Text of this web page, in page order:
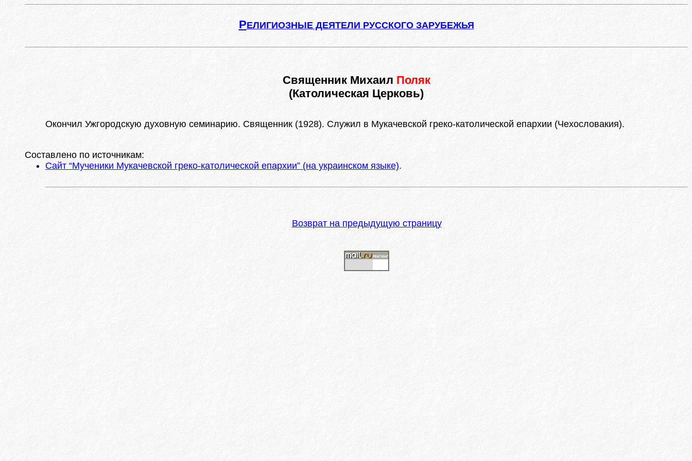
РЕЛИГИОЗНЫЕ ДЕЯТЕЛИ РУССКОГО ЗАРУБЕЖЬЯ
Священник Михаил Поляк
(Католическая Церковь)
Окончил Ужгородскую духовную семинарию. Священник (1928). Служил в Мукачевской греко-католической епархии (Чехословакия).
Составлено по источникам:
Сайт “Мученики Мукачевской греко-католической епархии” (на украинском языке).
Возврат на предыдущую страницу